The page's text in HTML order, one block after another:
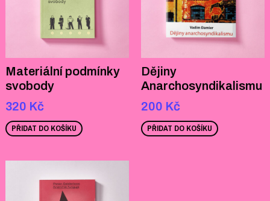
Materiální podmínky
svobody
320 Kč
PŘIDAT DO KOŠÍKU
Dějiny
Anarchosyndikalismu
200 Kč
PŘIDAT DO KOŠÍKU